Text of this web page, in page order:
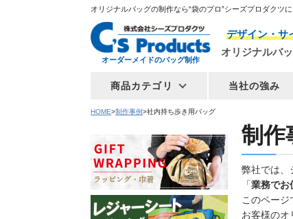
オリジナルバッグの制作なら“袋のプロ”シーズプロダクツ
オーダーメイドのバッグ制作
デザイン・サ
オリジナルバ
商品カテゴリ 当社の強み
HOME 制作事例 社内持ち歩き用バッグ
制作
弊社では、
「業務でお
このペー
お客様のオ